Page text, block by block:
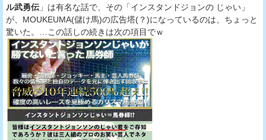
ル武勇伝 」は有名な話で、その「インスタンドジョンの じゃい」
が、MOUKEUMA(儲け馬)の広告塔(？)になっているのは、ちょっと
驚いた。…この話しの続きは次の項目でｗ